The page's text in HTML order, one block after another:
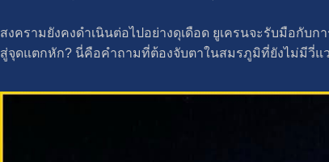
สงครามยังคงดำเนินต่อไปอย่างดุเดือด ยูเครนจะรับมือกับ
สู่จุดแตกหัก? นี่คือคำถามที่ต้องจับตาในสมรภูมิที่ยังไม่มีวี่แว